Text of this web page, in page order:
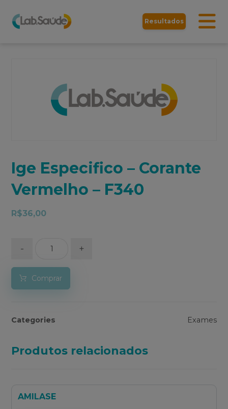
Resultados
Ige Especifico – Corante
Vermelho – F340
R$36,00
- +
Comprar
Categories Exames
Produtos relacionados
AMILASE